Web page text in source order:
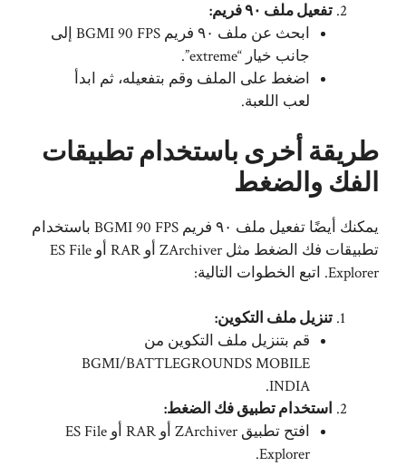
تفعيل ملف ٩٠ فريم:
ابحث عن ملف ٩٠ فريم BGMI 90 FPS إلى
جانب خيار “extreme”.
اضغط على الملف وقم بتفعيله، ثم ابدأ
لعب اللعبة.
طريقة أخرى باستخدام تطبيقات
الفك والضغط
يمكنك أيضًا تفعيل ملف ٩٠ فريم BGMI 90 FPS باستخدام
تطبيقات فك الضغط مثل ZArchiver أو RAR أو ES File
Explorer. اتبع الخطوات التالية:
تنزيل ملف التكوين:
قم بتنزيل ملف التكوين من
BGMI/BATTLEGROUNDS MOBILE
INDIA.
استخدام تطبيق فك الضغط:
افتح تطبيق ZArchiver أو RAR أو ES File
Explorer.